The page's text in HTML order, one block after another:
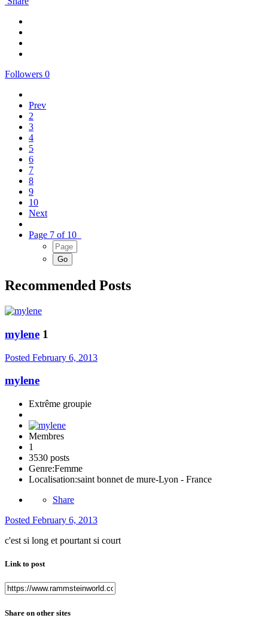
Followers 0
Prev
2
3
4
5
6
7
8
9
10
Next
Page 7 of 10
Recommended Posts
mylene 1
Posted February 6, 2013
mylene
Extrême groupie
Membres
1
3530 posts
Genre:Femme
Localisation:saint bonnet de mure-Lyon - France
Share
Posted February 6, 2013
c'est si long et pourtant si court
Link to post
Share on other sites